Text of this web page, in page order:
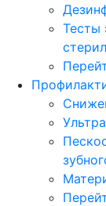
Тесты